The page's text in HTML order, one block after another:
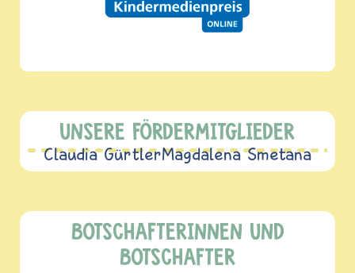
UNSERE FÖRDERMITGLIEDER
Claudia GürtlerMagdalena Smetana
BOTSCHAFTERINNEN UND
BOTSCHAFTER